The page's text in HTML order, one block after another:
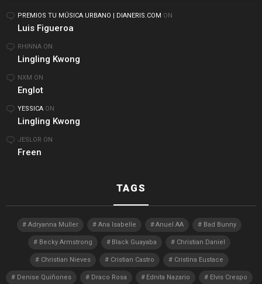
PREMIOS TU MÚSICA URBANO | DIANERIS.COM ON
Luis Figueroa
RHINNA ON
Lingling Kwong
NXM ON
Englot
YESSICA ON
Lingling Kwong
JESLOR ON
Freen
TAGS
Adryanna Muller Ana Isabelle Anuel AA Bad Bunny
Becky Armstrong Black Guayaba Christian Daniel
Christian Nieves Cristian Castro Cristina Eustace
Denise Quiñones Draco Rosa Ednita Nazario Elvis Crespo